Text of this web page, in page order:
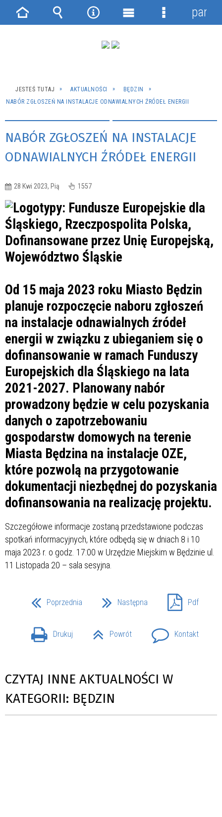
JESTEŚ TUTAJ AKTUALNOŚCI
BĘDZIN
NABÓR ZGŁOSZEŃ NA INSTALACJE ODNAWIALNYCH ŹRÓDEŁ ENERGII
NABÓR ZGŁOSZEŃ NA INSTALACJE
ODNAWIALNYCH ŹRÓDEŁ ENERGII
28 Kwi 2023, Pią 1557
Od 15 maja 2023 roku Miasto Będzin
planuje rozpoczęcie naboru zgłoszeń
na instalacje odnawialnych źródeł
energii w związku z ubieganiem się o
dofinansowanie w ramach Funduszy
Europejskich dla Śląskiego na lata
2021-2027. Planowany nabór
prowadzony będzie w celu pozyskania
danych o zapotrzebowaniu
gospodarstw domowych na terenie
Miasta Będzina na instalacje OZE,
które pozwolą na przygotowanie
dokumentacji niezbędnej do pozyskania
dofinansowania na realizację projektu.
Szczegółowe informacje zostaną przedstawione podczas
spotkań informacyjnych, które odbędą się w dniach 8 i 10
maja 2023 r. o godz. 17:00 w Urzędzie Miejskim w Będzinie ul.
11 Listopada 20 – sala sesyjna.
Poprzednia Następna Pdf
Drukuj Powrót Kontakt
CZYTAJ INNE AKTUALNOŚCI W
KATEGORII: BĘDZIN
Strona Wyszukiwarka
NarzędziaMenu
Menu
panel